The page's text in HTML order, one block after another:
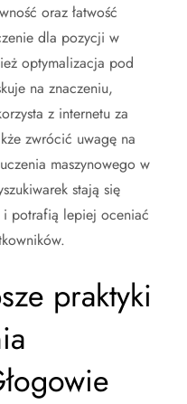
oraz łatwość
dla pozycji w
optymalizacja pod
na znaczeniu,
z internetu za
zwrócić uwagę na
maszynowego w
stają się
i potrafią lepiej oceniać
praktyki